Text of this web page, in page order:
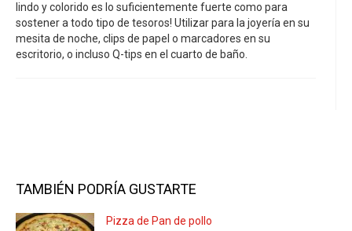
lindo y colorido es lo suficientemente fuerte como para
sostener a todo tipo de tesoros! Utilizar para la joyería en su
mesita de noche, clips de papel o marcadores en su
escritorio, o incluso Q-tips en el cuarto de baño.
TAMBIÉN PODRÍA GUSTARTE
Pizza de Pan de pollo